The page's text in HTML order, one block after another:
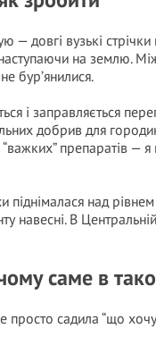
— довгі вузькі
на землю.
бур’янилися.
і заправляється
добрив для
препаратів —
над
навесні. В
саме в
просто садила “що